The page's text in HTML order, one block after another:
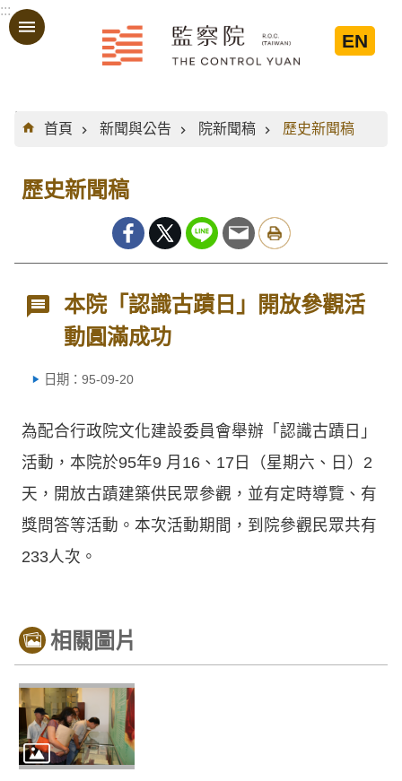
跳到主要內容區塊
:::
EN
:::
首頁
新聞與公告 院新聞稿 歷史新聞稿
歷史新聞稿
本院「認識古蹟日」開放參觀活
動圓滿成功
日期：95-09-20
為配合行政院文化建設委員會舉辦「認識古蹟日」
活動，本院於95年9 月16、17日（星期六、日）2
天，開放古蹟建築供民眾參觀，並有定時導覽、有
獎問答等活動。本次活動期間，到院參觀民眾共有
233人次。
相關圖片